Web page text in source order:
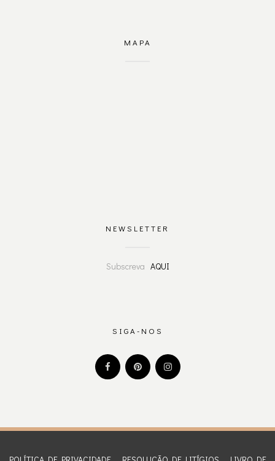
MAPA
NEWSLETTER
Subscreva AQUI
SIGA-NOS